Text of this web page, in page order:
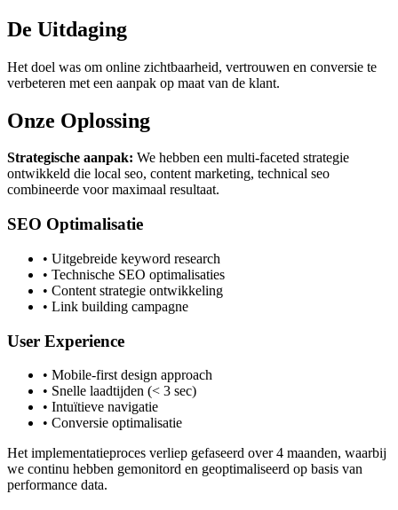
De Uitdaging
Het doel was om online zichtbaarheid, vertrouwen en conversie te
verbeteren met een aanpak op maat van de klant.
Onze Oplossing
Strategische aanpak: We hebben een multi-faceted strategie
ontwikkeld die local seo, content marketing, technical seo
combineerde voor maximaal resultaat.
SEO Optimalisatie
• Uitgebreide keyword research
• Technische SEO optimalisaties
• Content strategie ontwikkeling
• Link building campagne
User Experience
• Mobile-first design approach
• Snelle laadtijden (< 3 sec)
• Intuïtieve navigatie
• Conversie optimalisatie
Het implementatieproces verliep gefaseerd over4 maanden, waarbij
we continu hebben gemonitord en geoptimaliseerd op basis van
performance data.